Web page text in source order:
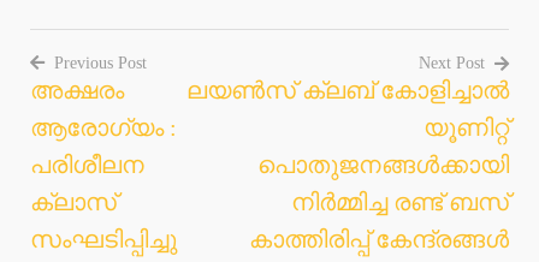
Post
navigation
Previous Post
അക്ഷരം
ആരോഗ്യം :
പരിശീലന
ക്ലാസ്
സംഘടിപ്പിച്ചു
Next Post
ലയൺസ് ക്ലബ് കോളിച്ചാൽ
യൂണിറ്റ്
പൊതുജനങ്ങൾക്കായി
നിർമ്മിച്ച രണ്ട് ബസ്
കാത്തിരിപ്പ് കേന്ദ്രങ്ങൾ